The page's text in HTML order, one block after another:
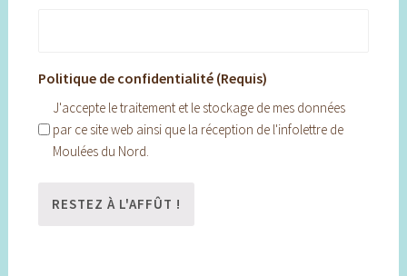
Politique de confidentialité (Requis)
J'accepte le traitement et le stockage de mes données
par ce site web ainsi que la réception de l'infolettre de
Moulées du Nord.